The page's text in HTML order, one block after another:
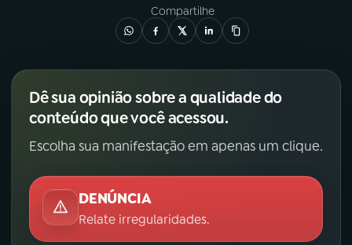
Compartilhe
Dê sua opinião sobre a qualidade do
conteúdo que você acessou.
Escolha sua manifestação em apenas um clique.
DENÚNCIA
Relate irregularidades.